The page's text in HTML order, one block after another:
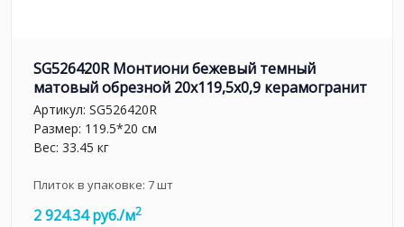
SG526420R Монтиони бежевый темный
матовый обрезной 20х119,5x0,9 керамогранит
Артикул: SG526420R
Размер: 119.5*20 см
Вес: 33.45 кг
Плиток в упаковке: 7шт
2 924.34 руб./м2